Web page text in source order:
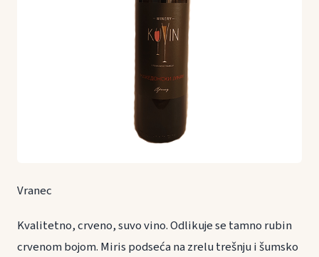
Vranec
Kvalitetno, crveno, suvo vino. Odlikuje se tamno rubin
crvenom bojom. Miris podseća na zrelu trešnju i šumsko